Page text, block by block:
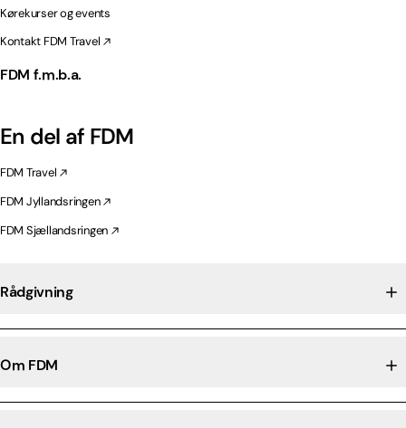
Kørekurser og events
Kontakt FDM Travel
FDM f.m.b.a.
En del af FDM
FDM Travel
FDM Jyllandsringen
FDM Sjællandsringen
Rådgivning
Om FDM